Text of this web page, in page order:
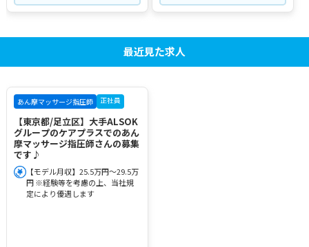
最近見た求人
あん摩マッサージ指圧師 正社員
【東京都/足立区】大手ALSOK
グループのケアプラスでのあん
摩マッサージ指圧師さんの募集
です♪
【モデル月収】25.5万円～29.5万
円 ※経験等を考慮の上、当社規
定により優遇します